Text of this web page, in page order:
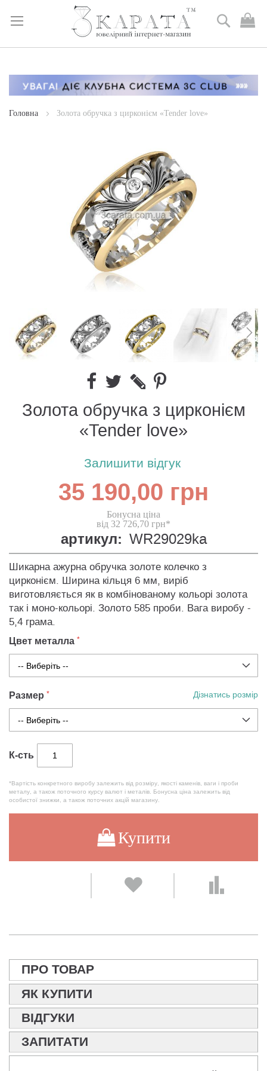
Skip
Content
Пошук
Головна Золота обручка з цирконієм «Tender love»
Золота обручка з цирконієм
«Tender love»
Залишити відгук
35 190,00 грн
Бонусна ціна
від 32 726,70 грн*
артикул: WR29029ka
Шикарна ажурна обручка золоте колечко з
цирконієм. Ширина кільця 6 мм, виріб
виготовляється як в комбінованому кольорі золота
так і моно-кольорі. Золото 585 проби. Вага виробу -
5,4 грама.
Цвет металла
Размер Дізнатись розмір
К-сть
*Вартість конкретного виробу залежить від розміру, якості каменів, ваги і проби
металу, а також поточного курсу валют і металів. Бонусна ціна залежить від
особистої знижки, а також поточних акцій магазину.
Купити
ПРО ТОВАР
ЯК КУПИТИ
ВІДГУКИ
ЗАПИТАТИ